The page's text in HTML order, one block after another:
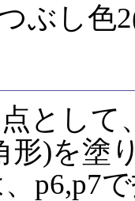
ぶし色
とし
形)を塗
p6,p7